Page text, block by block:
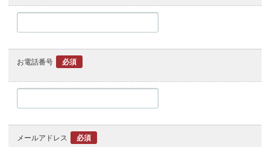
お電話番号 必須
メールアドレス 必須